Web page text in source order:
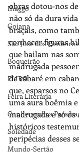
Ihaggo
Goiana
São José dos Cordeiros
Boqueirão
FLIBO
Feira Literária
Conhecendo a Paraíba
Soledade
Mundo-Sertão
obras dotou-nos
não só da dura
braçais, como
conhecer figuras
que bailam nas
madrugada
de cabaré em
que, esparsos no
uma aura boêmia
madrugada e só
históricos
peripécias desses